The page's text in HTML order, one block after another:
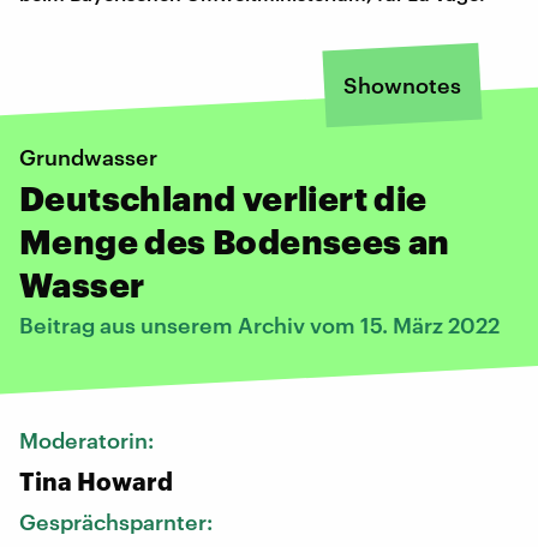
Shownotes
Grundwasser
Deutschland verliert die
Menge des Bodensees an
Wasser
Beitrag aus unserem Archiv vom 15. März 2022
Moderatorin:
Tina Howard
Gesprächsparnter: